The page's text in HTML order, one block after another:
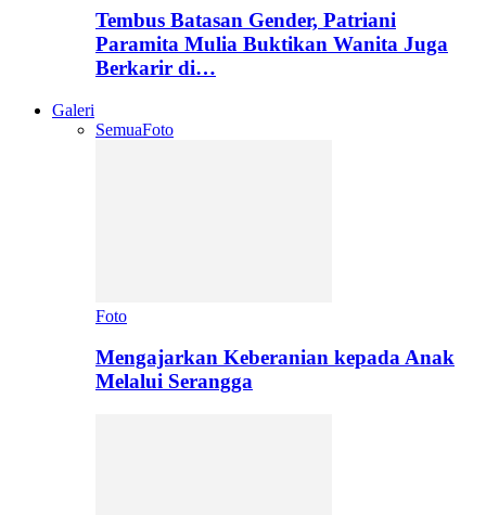
Tembus Batasan Gender, Patriani
Paramita Mulia Buktikan Wanita Juga
Berkarir di…
Galeri
SemuaFoto
Foto
Mengajarkan Keberanian kepada Anak
Melalui Serangga